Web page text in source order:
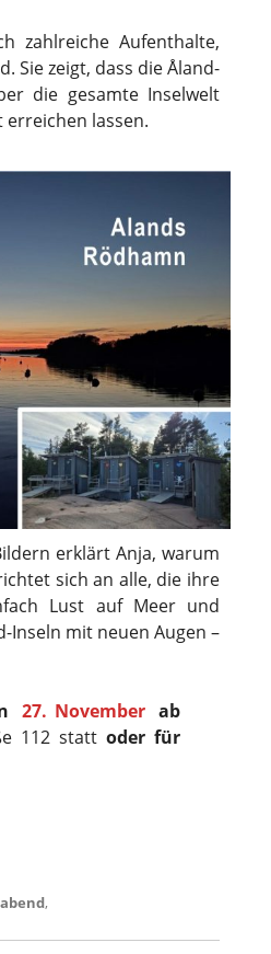
zahlreiche Aufenthalte,
Sie zeigt, dass die Åland-
die gesamte Inselwelt
lassen.
erklärt Anja, warum
sich an alle, die ihre
Lust auf Meer und
mit neuen Augen –
27. November ab
112 statt oder für
,